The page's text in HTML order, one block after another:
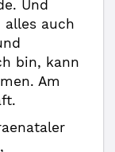
Und
auch
bin, kann
Am